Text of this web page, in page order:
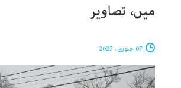
میں، تصاویر